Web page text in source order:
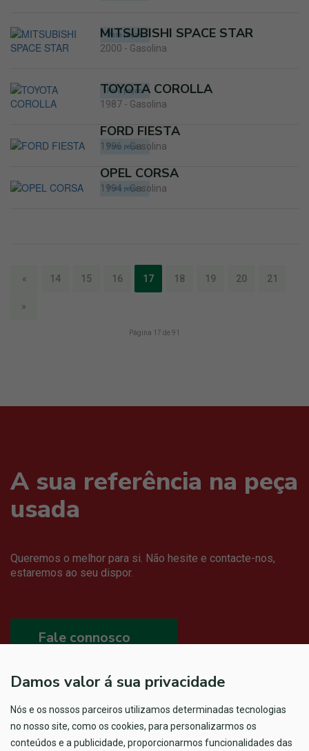
Para peças
MITSUBISHI SPACE STAR
2000 - Gasolina
Para peças
TOYOTA COROLLA
1987 - Gasolina
Para peças
FORD FIESTA
1996 - Gasolina
Para peças
OPEL CORSA
1994 - Gasolina
« 14 15 16 17 18 19 20 21
»
Página 17 de 91
A sua referência na peça
usada
Queremos o melhor para si. Não hesite e contacte-nos,
estaremos ao seu dispor.
Fale connosco
Damos valor á sua privacidade
Nós e os nossos parceiros utilizamos determinadas tecnologias
no nosso site, como os cookies, para personalizarmos os
conteúdos e a publicidade, proporcionarmos funcionalidades das